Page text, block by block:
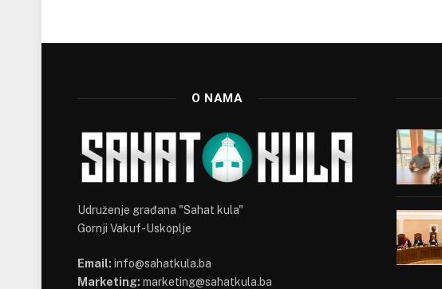
O NAMA
Udruženje građana "Sahat kula"
Gornji Vakuf-Uskoplje
Email: info@sahatkula.ba
Marketing: marketing@sahatkula.ba